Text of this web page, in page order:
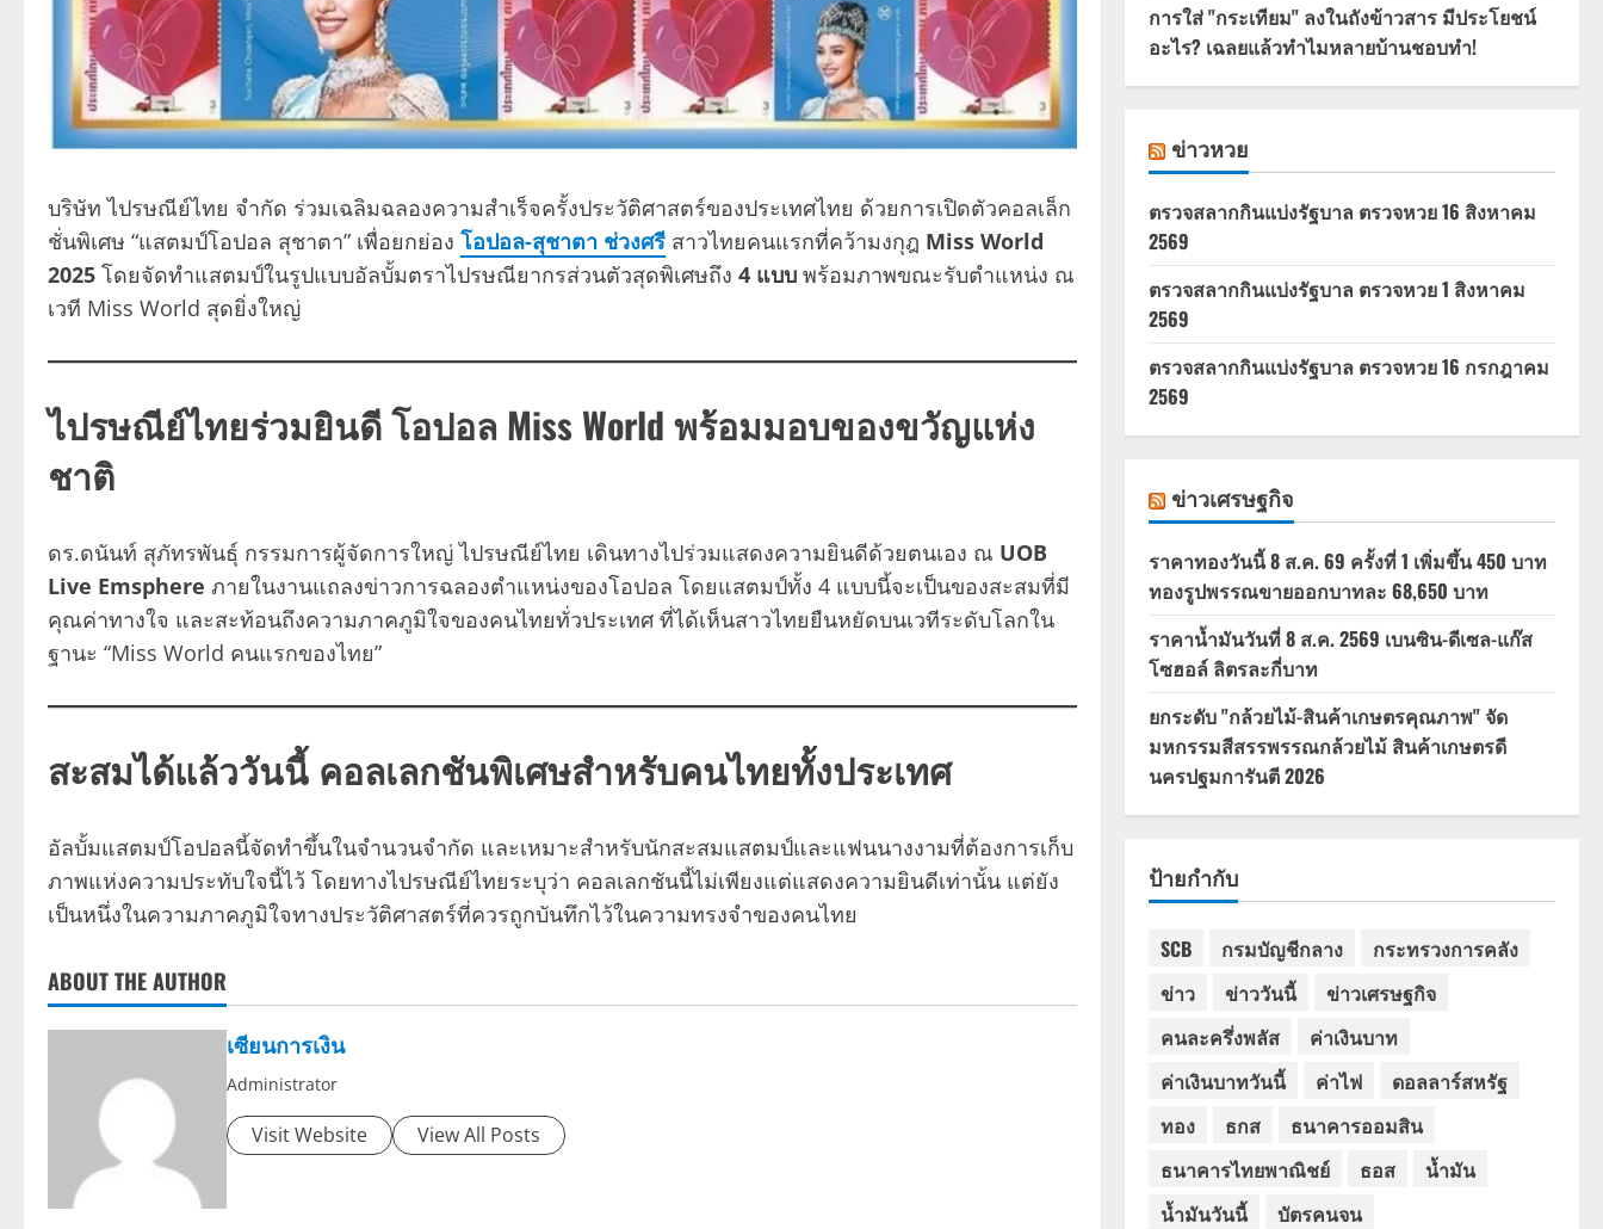
บริษัท ไปรษณีย์ไทย จำกัด ร่วมเฉลิมฉลองความสำเร็จครั้งประวัติศาสตร์ของประเทศไทย ด้วยการเปิดตัวคอลเล็ก
ชั่นพิเศษ “แสตมป์โอปอล สุชาตา” เพื่อยกย่อง โอปอล-สุชาตา ช่วงศรี สาวไทยคนแรกที่คว้ามงกุฎ Miss World
2025 โดยจัดทำแสตมป์ในรูปแบบอัลบั้มตราไปรษณียากรส่วนตัวสุดพิเศษถึง 4 แบบ พร้อมภาพขณะรับตำแหน่ง ณ
เวที Miss World สุดยิ่งใหญ่
ไปรษณีย์ไทยร่วมยินดี โอปอล Miss World พร้อมมอบของขวัญแห่ง
ชาติ
ดร.ดนันท์ สุภัทรพันธุ์ กรรมการผู้จัดการใหญ่ ไปรษณีย์ไทย เดินทางไปร่วมแสดงความยินดีด้วยตนเอง ณ UOB
Live Emsphere ภายในงานแถลงข่าวการฉลองตำแหน่งของโอปอล โดยแสตมป์ทั้ง 4 แบบนี้จะเป็นของสะสมที่มี
คุณค่าทางใจ และสะท้อนถึงความภาคภูมิใจของคนไทยทั่วประเทศ ที่ได้เห็นสาวไทยยืนหยัดบนเวทีระดับโลกใน
ฐานะ “Miss World คนแรกของไทย”
สะสมได้แล้ววันนี้ คอลเลกชันพิเศษสำหรับคนไทยทั้งประเทศ
อัลบั้มแสตมป์โอปอลนี้จัดทำขึ้นในจำนวนจำกัด และเหมาะสำหรับนักสะสมแสตมป์และแฟนนางงามที่ต้องการเก็บ
ภาพแห่งความประทับใจนี้ไว้ โดยทางไปรษณีย์ไทยระบุว่า คอลเลกชันนี้ไม่เพียงแต่แสดงความยินดีเท่านั้น แต่ยัง
เป็นหนึ่งในความภาคภูมิใจทางประวัติศาสตร์ที่ควรถูกบันทึกไว้ในความทรงจำของคนไทย
ABOUT THE AUTHOR
เซียนการเงิน
Administrator
Visit Website View All Posts
การใส่ "กระเทียม" ลงในถังข้าวสาร มีประโยชน์
อะไร? เฉลยแล้วทำไมหลายบ้านชอบทำ!
ข่าวหวย
ตรวจสลากกินแบ่งรัฐบาล ตรวจหวย 16 สิงหาคม
2569
ตรวจสลากกินแบ่งรัฐบาล ตรวจหวย 1 สิงหาคม
2569
ตรวจสลากกินแบ่งรัฐบาล ตรวจหวย 16 กรกฎาคม
2569
ข่าวเศรษฐกิจ
ราคาทองวันนี้ 8 ส.ค. 69 ครั้งที่ 1 เพิ่มขึ้น 450 บาท
ทองรูปพรรณขายออกบาทละ 68,650 บาท
ราคาน้ำมันวันที่ 8 ส.ค. 2569 เบนซิน-ดีเซล-แก๊ส
โซฮอล์ ลิตรละกี่บาท
ยกระดับ "กล้วยไม้-สินค้าเกษตรคุณภาพ" จัด
มหกรรมสีสรรพรรณกล้วยไม้ สินค้าเกษตรดี
นครปฐมการันตี 2026
ป้ายกำกับ
SCB กรมบัญชีกลาง
กระทรวงการคลัง
ข่าว
ข่าววันนี้
ข่าวเศรษฐกิจ
คนละครึ่งพลัส
ค่าเงินบาท
ค่าเงินบาทวันนี้
ค่าไฟ
ดอลลาร์สหรัฐ
ทอง
ธกส
ธนาคารออมสิน
ธนาคารไทยพาณิชย์
ธอส
น้ำมัน
น้ำมันวันนี้
บัตรคนจน